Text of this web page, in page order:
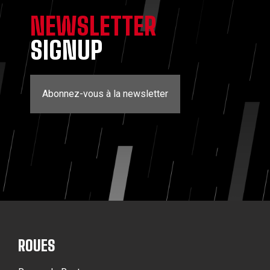
NEWSLETTER
SIGNUP
Abonnez-vous à la newsletter
ROUES